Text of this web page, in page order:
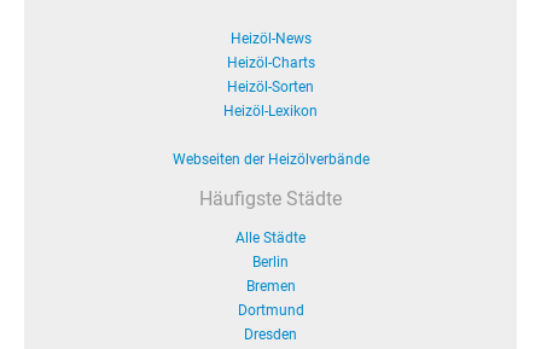
Heizöl-News
Heizöl-Charts
Heizöl-Sorten
Heizöl-Lexikon
Webseiten der Heizölverbände
Häufigste Städte
Alle Städte
Berlin
Bremen
Dortmund
Dresden